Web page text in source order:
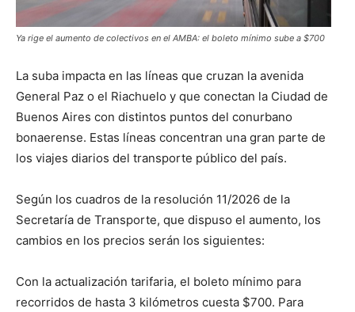
Ya rige el aumento de colectivos en el AMBA: el boleto mínimo sube a $700
La suba impacta en las líneas que cruzan la avenida
General Paz o el Riachuelo y que conectan la Ciudad de
Buenos Aires con distintos puntos del conurbano
bonaerense. Estas líneas concentran una gran parte de
los viajes diarios del transporte público del país.
Según los cuadros de la resolución 11/2026 de la
Secretaría de Transporte, que dispuso el aumento, los
cambios en los precios serán los siguientes:
Con la actualización tarifaria, el boleto mínimo para
recorridos de hasta 3 kilómetros cuesta $700. Para